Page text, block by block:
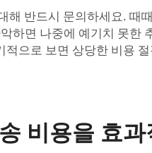
해 반드시 문의하세요.
하면 나중에 예기치 못
으로 보면 상당한 비용
비용을 효